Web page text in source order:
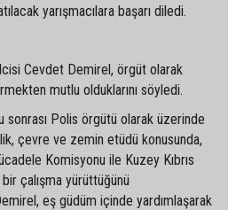
yarışmacılara başarı diledi.
Cevdet Demirel, örgüt olarak
mutlu olduklarını söyledi.
sonrası Polis örgütü olarak üzerinde
çevre ve zemin etüdü konusunda,
Komisyonu ile Kuzey Kıbrıs
çalışma yürüttüğünü
eş güdüm içinde yardımlaşarak